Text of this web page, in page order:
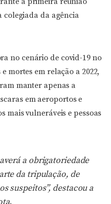
da agência
no cenário de covid-19 no
mortes em relação a 2022,
manter apenas a
em aeroportos e
mais vulneráveis e pessoas
a obrigatoriedade
da tripulação, de
suspeitos”, destacou a